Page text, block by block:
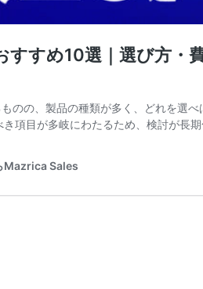
すすめ10選｜選び方
のの、製品の種類が多く、どれを選
き項目が多岐にわたるため、検討が
Mazrica Sales